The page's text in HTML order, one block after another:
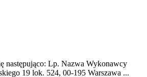
następująco: Lp. Nazwa Wykonawcy
19 lok. 524, 00-195 Warszawa ...